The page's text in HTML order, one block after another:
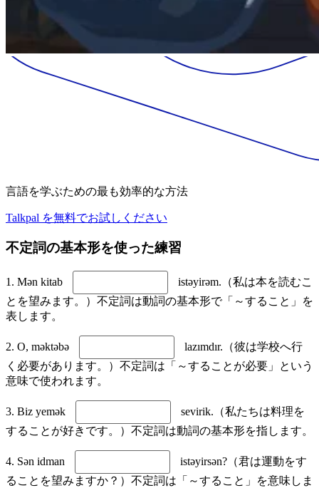
言語を学ぶための最も効率的な方法
Talkpal を無料でお試しください
不定詞の基本形を使った練習
1. Mən kitab
istəyirəm.（私は本を読むこ
とを望みます。）不定詞は動詞の基本形で「～すること」を
表します。
2. O, məktəbə
lazımdır.（彼は学校へ行
く必要があります。）不定詞は「～することが必要」という
意味で使われます。
3. Biz yemək
sevirik.（私たちは料理を
することが好きです。）不定詞は動詞の基本形を指します。
4. Sən idman
istəyirsən?（君は運動をす
ることを望みますか？）不定詞は「～すること」を意味しま